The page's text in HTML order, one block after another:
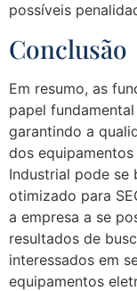
possíveis
Conclusão
Em resumo, as
papel
garantindo a
dos
Industrial pode se
otimizado para
a empresa a se
resultados de
interessados em
equipamentos